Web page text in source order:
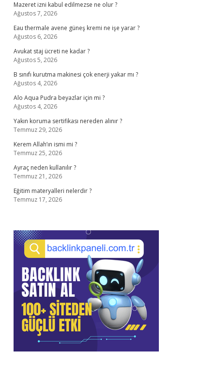
Mazeret izni kabul edilmezse ne olur ?
Ağustos 7, 2026
Eau thermale avene güneş kremi ne işe yarar ?
Ağustos 6, 2026
Avukat staj ücreti ne kadar ?
Ağustos 5, 2026
B sınıfı kurutma makinesi çok enerji yakar mı ?
Ağustos 4, 2026
Alo Aqua Pudra beyazlar için mi ?
Ağustos 4, 2026
Yakın koruma sertifikası nereden alınır ?
Temmuz 29, 2026
Kerem Allah’ın ismi mi ?
Temmuz 25, 2026
Ayraç neden kullanılır ?
Temmuz 21, 2026
Eğitim materyalleri nelerdir ?
Temmuz 17, 2026